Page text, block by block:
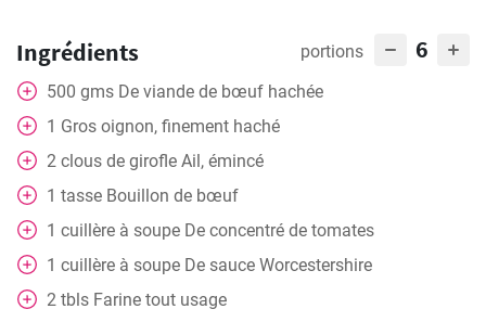
Ingrédients portions 6
500 gms De viande de bœuf hachée
1 Gros oignon, finement haché
2 clous de girofle Ail, émincé
1 tasse Bouillon de bœuf
1 cuillère à soupe De concentré de tomates
1 cuillère à soupe De sauce Worcestershire
2 tbls Farine tout usage